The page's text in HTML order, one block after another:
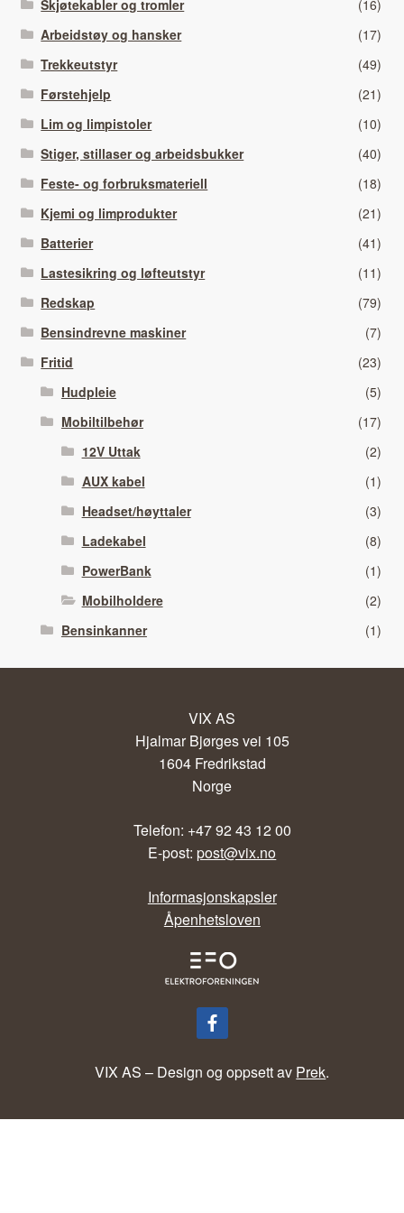
Skjøtekabler og tromler
(16)
Arbeidstøy og hansker
(17)
Trekkeutstyr
(49)
Førstehjelp
(21)
Lim og limpistoler
(10)
Stiger, stillaser og arbeidsbukker
(40)
Feste- og forbruksmateriell
(18)
Kjemi og limprodukter
(21)
Batterier
(41)
Lastesikring og løfteutstyr
(11)
Redskap
(79)
Bensindrevne maskiner
(7)
Fritid
(23)
Hudpleie
(5)
Mobiltilbehør
(17)
12V Uttak
(2)
AUX kabel
(1)
Headset/høyttaler
(3)
Ladekabel
(8)
PowerBank
(1)
Mobilholdere
(2)
Bensinkanner
(1)
VIX AS
Hjalmar Bjørges vei 105
1604 Fredrikstad
Norge
Telefon: +47 92 43 12 00
E-post:post@vix.no
Informasjonskapsler
Åpenhetsloven
VIX AS – Design og oppsett av Prek.